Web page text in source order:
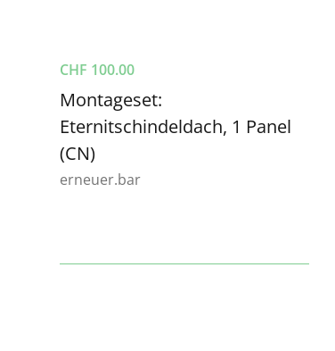
CHF 100.00
Montageset:
Eternitschindeldach, 1 Panel
(CN)
erneuer.bar